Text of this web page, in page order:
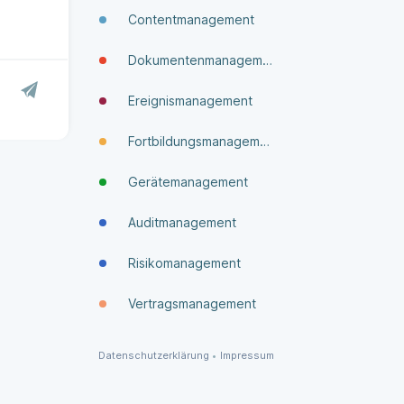
Contentmanagement
Dokumenten­manage­ment
Ereignismanagement
Fortbildungsmanagement
Gerätemanagement
Auditmanagement
Risikomanagement
Vertragsmanagement
Datenschutzerklärung • Impressum